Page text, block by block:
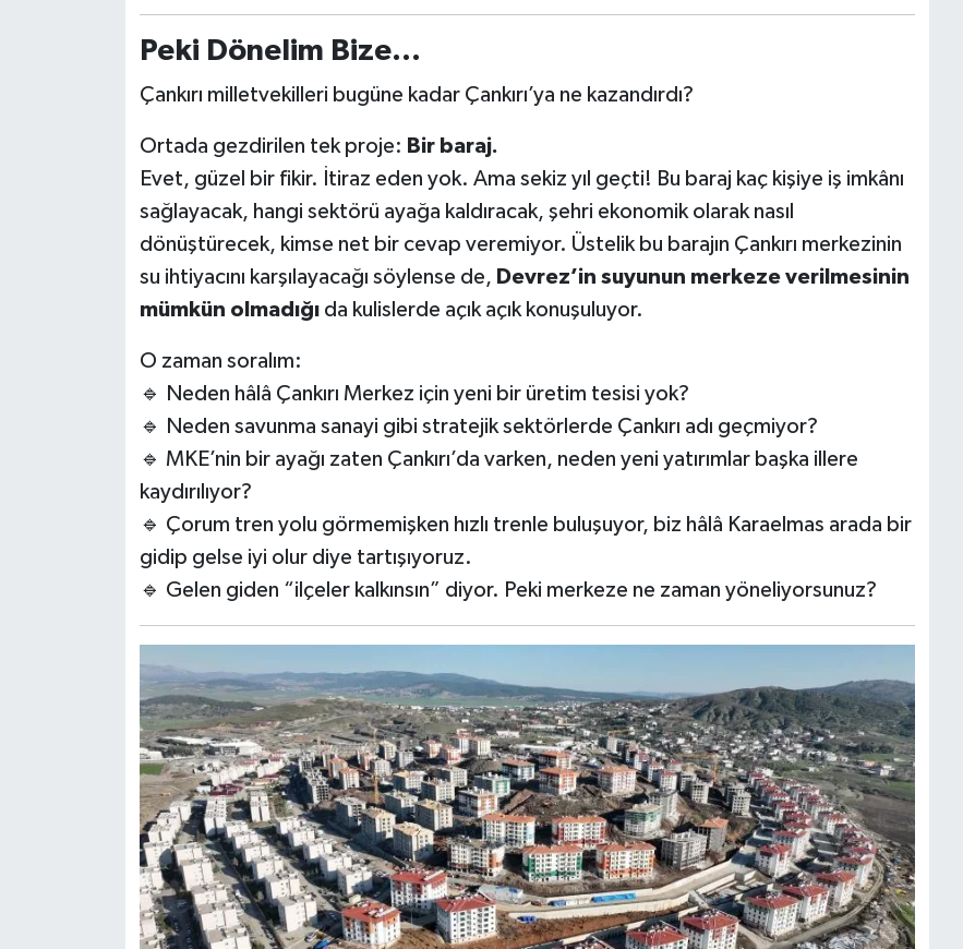
Peki Dönelim Bize…
Çankırı milletvekilleri bugüne kadar Çankırı’ya ne kazandırdı?
Ortada gezdirilen tek proje: Bir baraj.
Evet, güzel bir fikir. İtiraz eden yok. Ama sekiz yıl geçti! Bu baraj kaç kişiye iş imkânı
sağlayacak, hangi sektörü ayağa kaldıracak, şehri ekonomik olarak nasıl
dönüştürecek, kimse net bir cevap veremiyor. Üstelik bu barajın Çankırı merkezinin
su ihtiyacını karşılayacağı söylense de, Devrez’in suyunun merkeze verilmesinin
mümkün olmadığıda kulislerde açık açık konuşuluyor.
O zaman soralım:
🔹 Neden hâlâ Çankırı Merkez için yeni bir üretim tesisi yok?
🔹 Neden savunma sanayi gibi stratejik sektörlerde Çankırı adı geçmiyor?
🔹 MKE’nin bir ayağı zaten Çankırı’da varken, neden yeni yatırımlar başka illere
kaydırılıyor?
🔹 Çorum tren yolu görmemişken hızlı trenle buluşuyor, biz hâlâ Karaelmas arada bir
gidip gelse iyi olur diye tartışıyoruz.
🔹 Gelen giden “ilçeler kalkınsın” diyor. Peki merkeze ne zaman yöneliyorsunuz?